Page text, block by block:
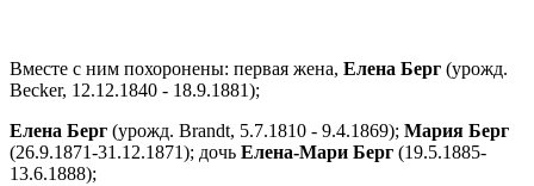
Вместе с ним похоронены: первая жена, Елена Берг (урожд.
Becker, 12.12.1840 - 18.9.1881);
Елена Берг (урожд. Brandt, 5.7.1810 - 9.4.1869); Мария Берг
(26.9.1871-31.12.1871); дочь Елена-Мари Берг (19.5.1885-
13.6.1888);